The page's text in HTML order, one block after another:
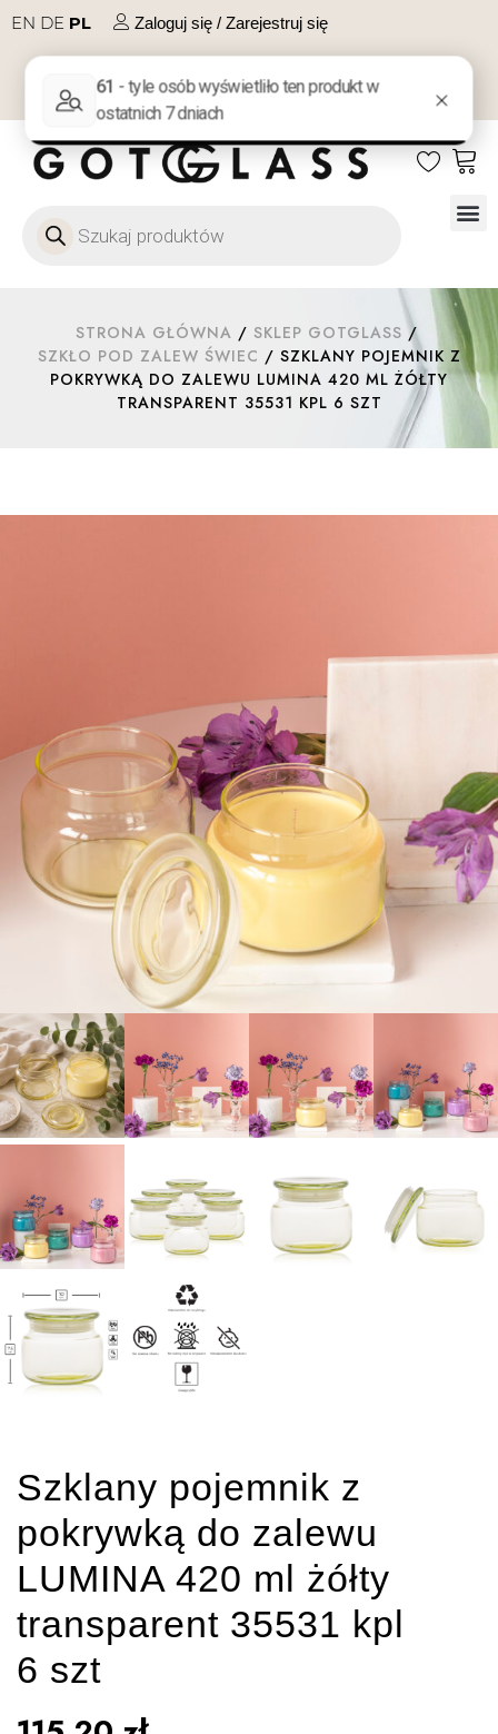
EN DE PL Zaloguj się / Zarejestruj się
NA PREZENT KONTAKT
STRONA GŁÓWNA / SKLEP GOTGLASS /
SZKŁO POD ZALEW ŚWIEC / SZKLANY POJEMNIK Z
POKRYWKĄ DO ZALEWU LUMINA 420 ML ŻÓŁTY
TRANSPARENT 35531 KPL 6 SZT
Szklany pojemnik z
pokrywką do zalewu
LUMINA 420 ml żółty
transparent 35531 kpl
6 szt